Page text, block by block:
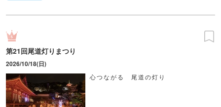
第21回尾道灯りまつり
2026/10/18(日)
心つながる 尾道の灯り